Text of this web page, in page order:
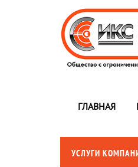
ГЛАВНАЯ
УСЛУГИ